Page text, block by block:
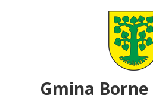
Gmina